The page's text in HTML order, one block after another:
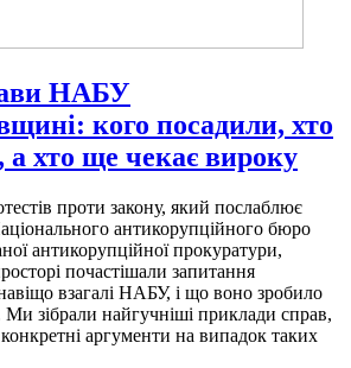
НАБУ
кого посадили, хто
а хто ще чекає вироку
проти закону, який послаблює
антикорупційного бюро
антикорупційної прокуратури,
почастішали запитання
взагалі НАБУ, і що воно зробило
зібрали найгучніші приклади справ,
аргументи на випадок таких